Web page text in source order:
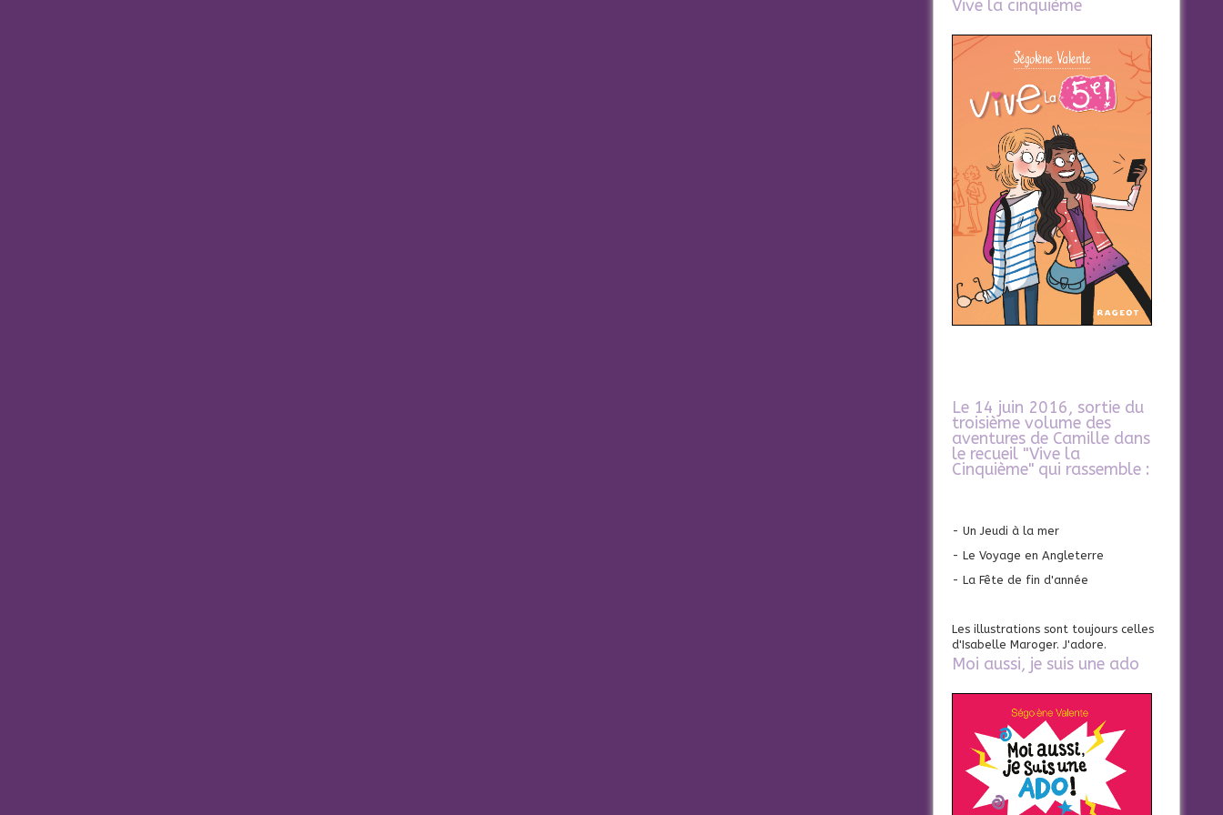
Vive la cinquième
Le 14 juin 2016, sortie du
troisième volume des
aventures de Camille dans
le recueil "Vive la
Cinquième" qui rassemble :
- Un Jeudi à la mer
- Le Voyage en Angleterre
- La Fête de fin d'année
Les illustrations sont toujours celles
d'Isabelle Maroger. J'adore.
Moi aussi, je suis une ado